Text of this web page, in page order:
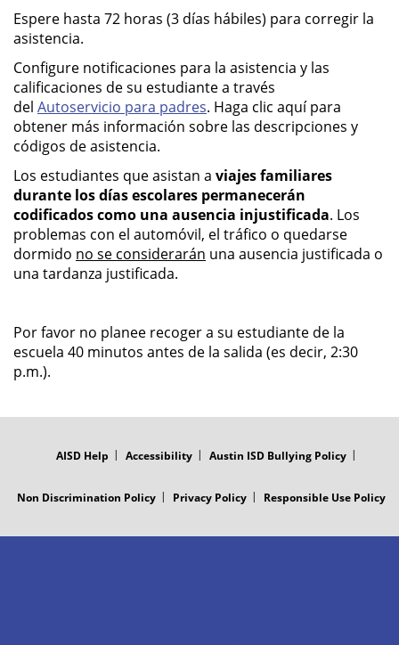
Espere hasta 72 horas (3 días hábiles) para corregir la
asistencia.
Configure notificaciones para la asistencia y las
calificaciones de su estudiante a través
del Autoservicio para padres. Haga clic aquí para
obtener más información sobre las descripciones y
códigos de asistencia.
Los estudiantes que asistan a viajes familiares
durante los días escolares permanecerán
codificados como una ausencia injustificada. Los
problemas con el automóvil, el tráfico o quedarse
dormido no se considerarán una ausencia justificada o
una tardanza justificada.
Por favor no planee recoger a su estudiante de la
escuela 40 minutos antes de la salida (es decir, 2:30
p.m.).
AISD Help Accessibility Austin ISD Bullying Policy
Non Discrimination Policy Privacy Policy Responsible Use Policy